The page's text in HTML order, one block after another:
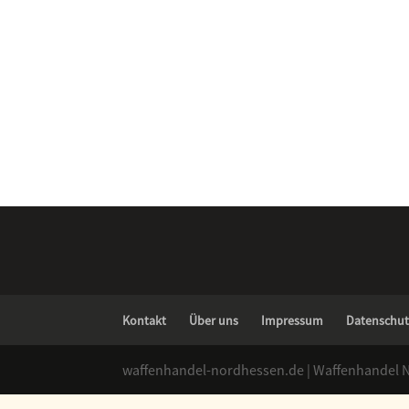
Kontakt Über uns Impressum
waffenhandel-nordhessen.de | Waffenhandel